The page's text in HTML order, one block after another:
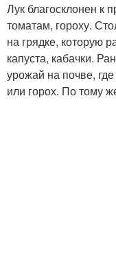
Лук благосклонен к
томатам, гороху.
на грядке, которую
капуста, кабачки.
урожай на почве,
или горох. По тому